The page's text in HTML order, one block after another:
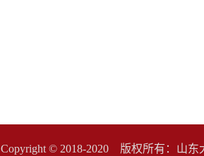
Copyright © 2018-2020 版权所有：山